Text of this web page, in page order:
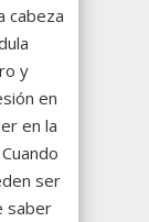
cabeza
y
en
en la
ser
saber